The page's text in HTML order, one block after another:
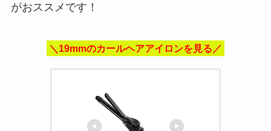
がおススメです！
＼19mmのカールヘアアイロンを見る／